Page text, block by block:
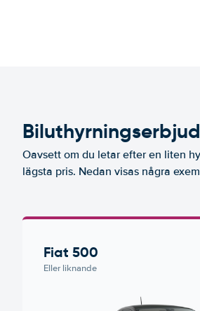
Oavsett om du letar efter en liten
lägsta pris. Nedan visas några
Fiat 500
Eller liknande